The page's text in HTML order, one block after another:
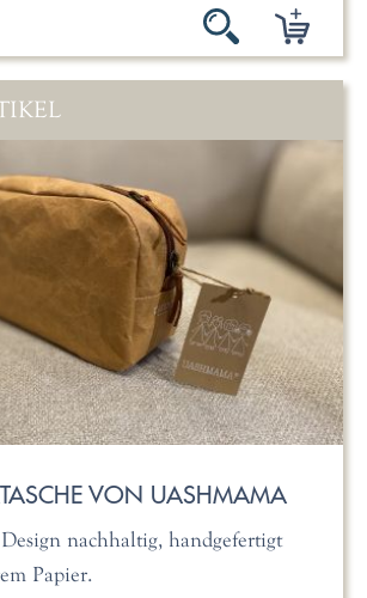
VON UASHMAMA
nachhaltig, handgefertigt
Papier.